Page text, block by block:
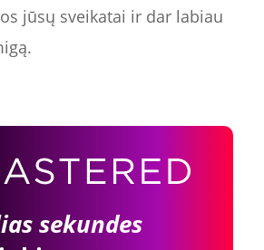
jūsų sveikatai ir dar labiau
sekundes